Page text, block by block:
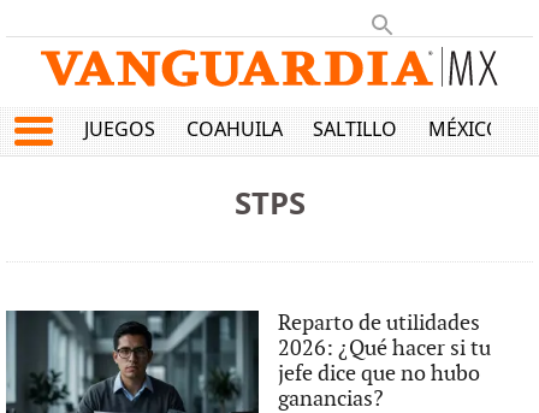
JUEGOS COAHUILA SALTILLO MÉXICO
STPS
Reparto de utilidades
2026: ¿Qué hacer si tu
jefe dice que no hubo
ganancias?